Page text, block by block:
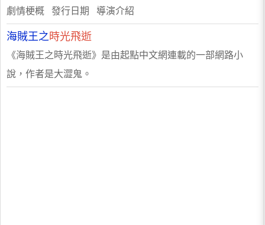
劇情梗概 發行日期 導演介紹
海賊王之時光飛逝
《海賊王之時光飛逝》是由起點中文網連載的一部網路小
說，作者是大澀鬼。